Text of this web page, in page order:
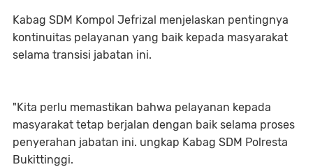
Kabag SDM Kompol Jefrizal menjelaskan pentingnya
kontinuitas pelayanan yang baik kepada masyarakat
selama transisi jabatan ini.
"Kita perlu memastikan bahwa pelayanan kepada
masyarakat tetap berjalan dengan baik selama proses
penyerahan jabatan ini. ungkap Kabag SDM Polresta
Bukittinggi.